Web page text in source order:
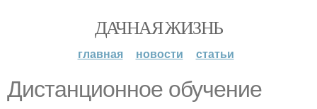
ДАЧНАЯ ЖИЗНЬ
главная новости статьи
Дистанционное обучение